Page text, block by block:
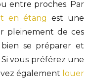
entre proches. Par
en étang est une
pleinement de ces
se préparer et
vous préférez une
également louer